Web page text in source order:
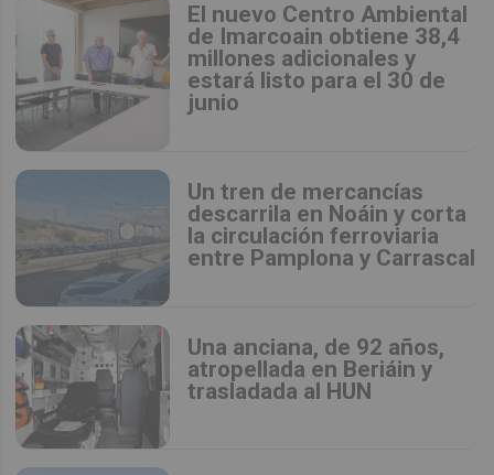
El nuevo Centro Ambiental
de Imarcoain obtiene 38,4
millones adicionales y
estará listo para el 30 de
junio
Un tren de mercancías
descarrila en Noáin y corta
la circulación ferroviaria
entre Pamplona y Carrascal
Una anciana, de 92 años,
atropellada en Beriáin y
trasladada al HUN